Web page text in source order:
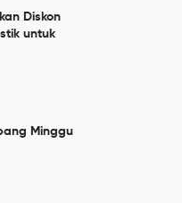
Diskon
untuk
Minggu